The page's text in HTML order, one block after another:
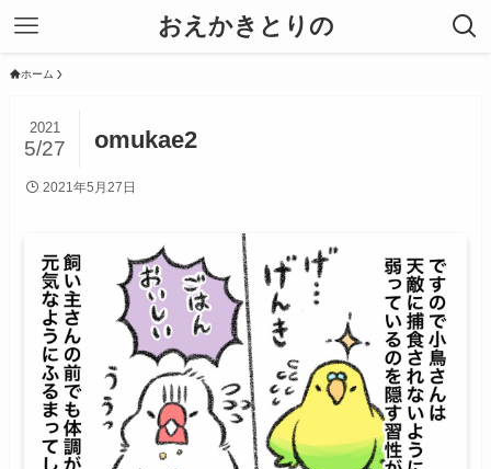
おえかきとりの
ホーム
omukae2
2021
5/27
2021年5月27日